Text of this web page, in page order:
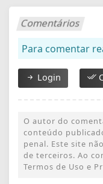
Comentários
Para comentar
Login
O autor do
conteúdo
penal. Este site
de terceiros. Ao
Termos de Uso e